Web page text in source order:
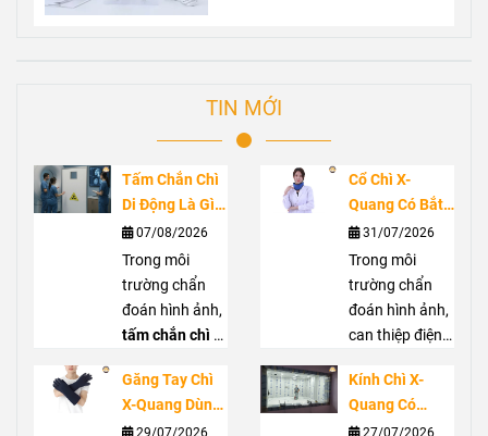
TIN MỚI
Tấm Chắn Chì
Di Động Là Gì?
Ứng Dụng
Trong Phòng
Chụp X-Quang
07/08/2026
Trong môi
trường chẩn
đoán hình ảnh,
tấm chắn chì di
pháp hỗ trợ che
chắn bức xạ
Cổ Chì X-
Quang Có Bắt
Buộc Không?
Vai Trò Bảo Vệ
Tuyến Giáp
Trước Bức Xạ
31/07/2026
Trong môi
trường chẩn
đoán hình ảnh,
can thiệp điện
phẫu thuật C-
arm, nhân viên
Găng Tay Chì
X-Quang Dùng
Trong Trường
29/07/2026
Kính Chì X-
Quang Có
Thực Sự Cần
27/07/2026